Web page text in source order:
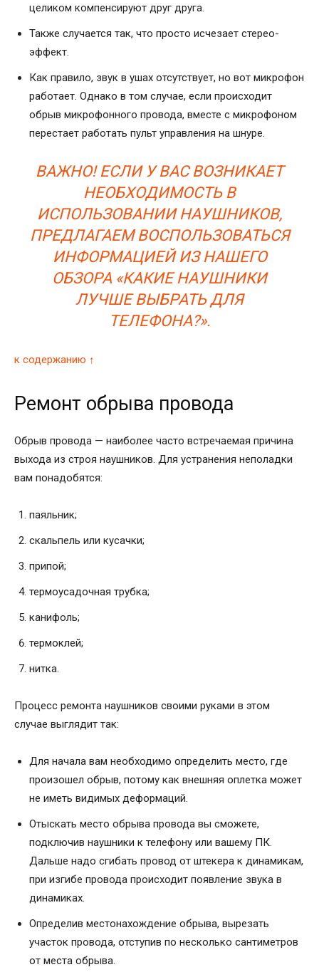
целиком компенсируют друг друга.
Также случается так, что просто исчезает стерео-
эффект.
Как правило, звук в ушах отсутствует, но вот микрофон
работает. Однако в том случае, если происходит
обрыв микрофонного провода, вместе с микрофоном
перестает работать пульт управления на шнуре.
ВАЖНО! ЕСЛИ У ВАС ВОЗНИКАЕТ
НЕОБХОДИМОСТЬ В
ИСПОЛЬЗОВАНИИ НАУШНИКОВ,
ПРЕДЛАГАЕМ ВОСПОЛЬЗОВАТЬСЯ
ИНФОРМАЦИЕЙ ИЗ НАШЕГО
ОБЗОРА «КАКИЕ НАУШНИКИ
ЛУЧШЕ ВЫБРАТЬ ДЛЯ
ТЕЛЕФОНА?».
к содержанию ↑
Ремонт обрыва провода
Обрыв провода — наиболее часто встречаемая причина
выхода из строя наушников. Для устранения неполадки
вам понадобятся:
паяльник;
скальпель или кусачки;
припой;
термоусадочная трубка;
канифоль;
термоклей;
нитка.
Процесс ремонта наушников своими руками в этом
случае выглядит так:
Для начала вам необходимо определить место, где
произошел обрыв, потому как внешняя оплетка может
не иметь видимых деформаций.
Отыскать место обрыва провода вы сможете,
подключив наушники к телефону или вашему ПК.
Дальше надо сгибать провод от штекера к динамикам,
при изгибе провода происходит появление звука в
динамиках.
Определив местонахождение обрыва, вырезать
участок провода, отступив по несколько сантиметров
от места обрыва.